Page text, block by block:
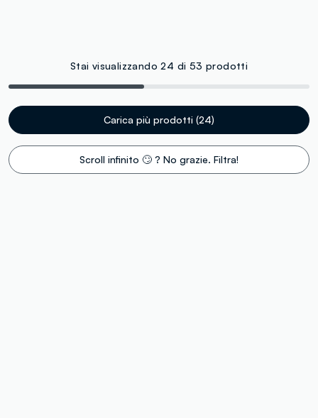
Stai visualizzando 24 di 53 prodotti
Carica più prodotti (24)
Scroll infinito 🙄 ? No grazie. Filtra!